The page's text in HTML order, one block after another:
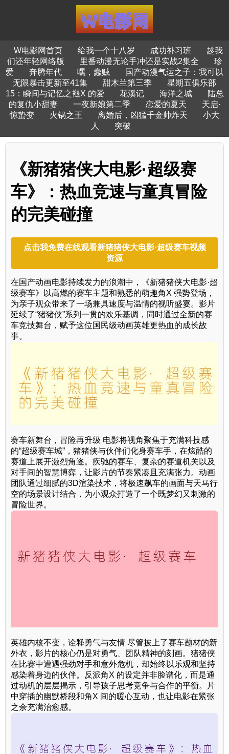
W电影网首页 给我一个十八岁 成功补习班
趁我
们还年轻网络版
里番动漫无论手冲还是实战2集全
珍
爱
奔腾年代 嘿，蠢贼
国产动漫气运之子：我可以
无限暴击更新至41集
甜木兰第三季
星期五俱乐部
15：瞬间与记忆之褪X 的爱
花溪记 海洋之城
陆总
的复仇小甜妻
一夜新娘第二季 恋爱的夏天
天启·
惊蛰变
火锅之王 离婚后，凶猛千金帅炸天
小大
人
突破
《新猪猪侠大电影·超级赛
车》：热血竞速与童真冒险
的完美碰撞
点击我免费在线观看新猪猪侠大电影·超级赛车视频
资源
在国产动画电影持续发力的浪潮中，《新猪猪侠大电影·超
级赛车》以高燃的赛车主题和熟悉的萌趣角X 强势登场，
为亲子观众带来了一场兼具速度与温情的视听盛宴。影片
延续了“猪猪侠”系列一贯的欢乐基调，同时通过全新的赛
车竞技舞台，赋予这位国民级动画英雄更热血的成长故
事。
赛车新舞台，冒险再升级 电影将视角聚焦于充满科技感
的“超级赛车城”，猪猪侠与伙伴们化身赛车手，在炫酷的
赛道上展开激烈角逐。疾驰的赛车、复杂的赛道机关以及
对手间的智慧博弈，让影片的节奏紧凑且充满张力。动画
团队通过细腻的3D渲染技术，将极速飙车的画面与天马行
空的场景设计结合，为小观众打造了一个既梦幻又刺激的
冒险世界。
英雄内核不变，诠释勇气与友情 尽管披上了赛车题材的新
外衣，影片的核心仍是对勇气、团队精神的刻画。猪猪侠
在比赛中遭遇强劲对手和意外危机，却始终以乐观和坚持
感染着身边的伙伴。反派角X 的设定并非脸谱化，而是通
过动机的层层揭示，引导孩子思考竞争与合作的平衡。片
中穿插的幽默桥段和角X 间的暖心互动，也让电影在紧张
之余充满治愈感。